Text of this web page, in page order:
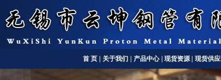
首 页| 关于我们 产品中心| 现货资源 现货供